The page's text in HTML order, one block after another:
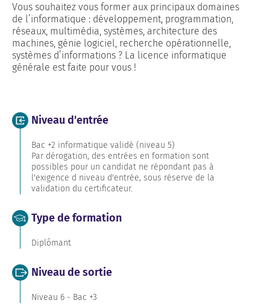
Vous souhaitez vous former aux principaux domaines
de l’informatique : développement, programmation,
réseaux, multimédia, systèmes, architecture des
machines, génie logiciel, recherche opérationnelle,
systèmes d’informations ? La licence informatique
générale est faite pour vous !
Niveau d'entrée
Bac +2 informatique validé (niveau 5)
Par dérogation, des entrées en formation sont
possibles pour un candidat ne répondant pas à
l'exigence d niveau d'entrée, sous réserve de la
validation du certificateur.
Type de formation
Diplômant
Niveau de sortie
Niveau 6 - Bac +3